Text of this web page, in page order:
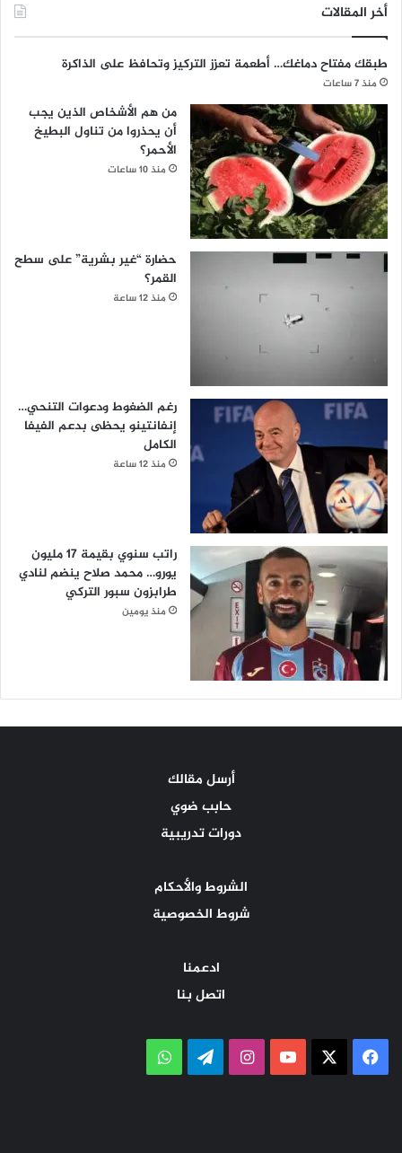
أخر المقالات
طبقك مفتاح دماغك… أطعمة تعزز التركيز وتحافظ على الذاكرة
منذ 7 ساعات
من هم الأشخاص الذين يجب
أن يحذروا من تناول البطيخ
الأحمر؟
منذ 10 ساعات
حضارة “غير بشرية” على سطح
القمر؟
منذ 12 ساعة
رغم الضغوط ودعوات التنحي…
إنفانتينو يحظى بدعم الفيفا
الكامل
منذ 12 ساعة
راتب سنوي بقيمة 17 مليون
يورو… محمد صلاح ينضم لنادي
طرابزون سبور التركي
منذ يومين
أرسل مقالك
حابب ضوي
دورات تدريبية
الشروط والأحكام
شروط الخصوصية
ادعمنا
اتصل بنا
فيسبوك ‫YouTubeانستقرامتيلقرامواتساب